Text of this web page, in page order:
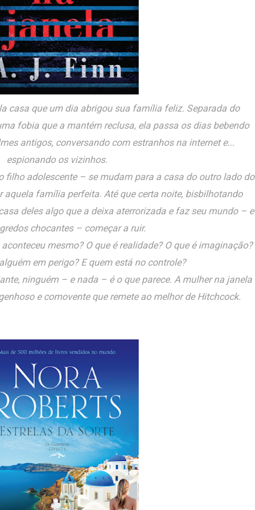
casa que um dia abrigou sua família feliz. Separada do
fobia que a mantém reclusa, ela passa os dias bebendo
antigos, conversando com estranhos na internet e...
espionando os vizinhos.
filho adolescente – se mudam para a casa do outro lado do
aquela família perfeita. Até que certa noite, bisbilhotando
deles algo que a deixa aterrorizada e faz seu mundo – e
chocantes – começar a ruir.
mesmo? O que é realidade? O que é imaginação?
em perigo? E quem está no controle?
ninguém – e nada – é o que parece. A mulher na janela
e comovente que remete ao melhor de Hitchcock.